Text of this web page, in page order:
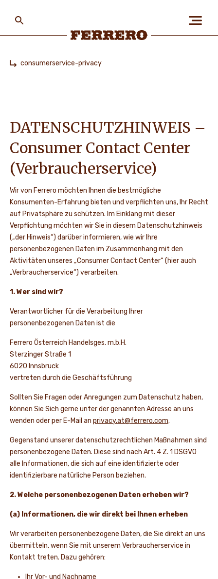
MENSCH UND UMWELT
UNSERE MARKEN
KARRIERE
NEWS UND STORYS
main
content
consumerservice-privacy
DATENSCHUTZHINWEIS –
Consumer Contact Center
(Verbraucherservice)
Wir von Ferrero möchten Ihnen die bestmögliche
Konsumenten-Erfahrung bieten und verpflichten uns, Ihr Recht
auf Privatsphäre zu schützen. Im Einklang mit dieser
Verpflichtung möchten wir Sie in diesem Datenschutzhinweis
(„der Hinweis“) darüber informieren, wie wir Ihre
personenbezogenen Daten im Zusammenhang mit den
Aktivitäten unseres „Consumer Contact Center“ (hier auch
„Verbraucherservice“) verarbeiten.
1. Wer sind wir?
Verantwortlicher für die Verarbeitung Ihrer
personenbezogenen Daten ist die
Ferrero Österreich Handelsges. m.b.H.
Sterzinger Straße 1
6020 Innsbruck
vertreten durch die Geschäftsführung
Sollten Sie Fragen oder Anregungen zum Datenschutz haben,
können Sie Sich gerne unter der genannten Adresse an uns
wenden oder per E-Mail an privacy.at@ferrero.com.
Gegenstand unserer datenschutzrechtlichen Maßnahmen sind
personenbezogene Daten. Diese sind nach Art. 4 Z. 1 DSGVO
alle Informationen, die sich auf eine identifizierte oder
identifizierbare natürliche Person beziehen.
2. Welche personenbezogenen Daten erheben wir?
(a) Informationen, die wir direkt bei Ihnen erheben
Wir verarbeiten personenbezogene Daten, die Sie direkt an uns
übermitteln, wenn Sie mit unserem Verbraucherservice in
Kontakt treten. Dazu gehören:
Ihr Vor- und Nachname